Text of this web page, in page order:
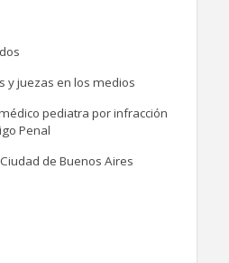
y juezas en los medios
pediatra por infracción
Penal
de Buenos Aires